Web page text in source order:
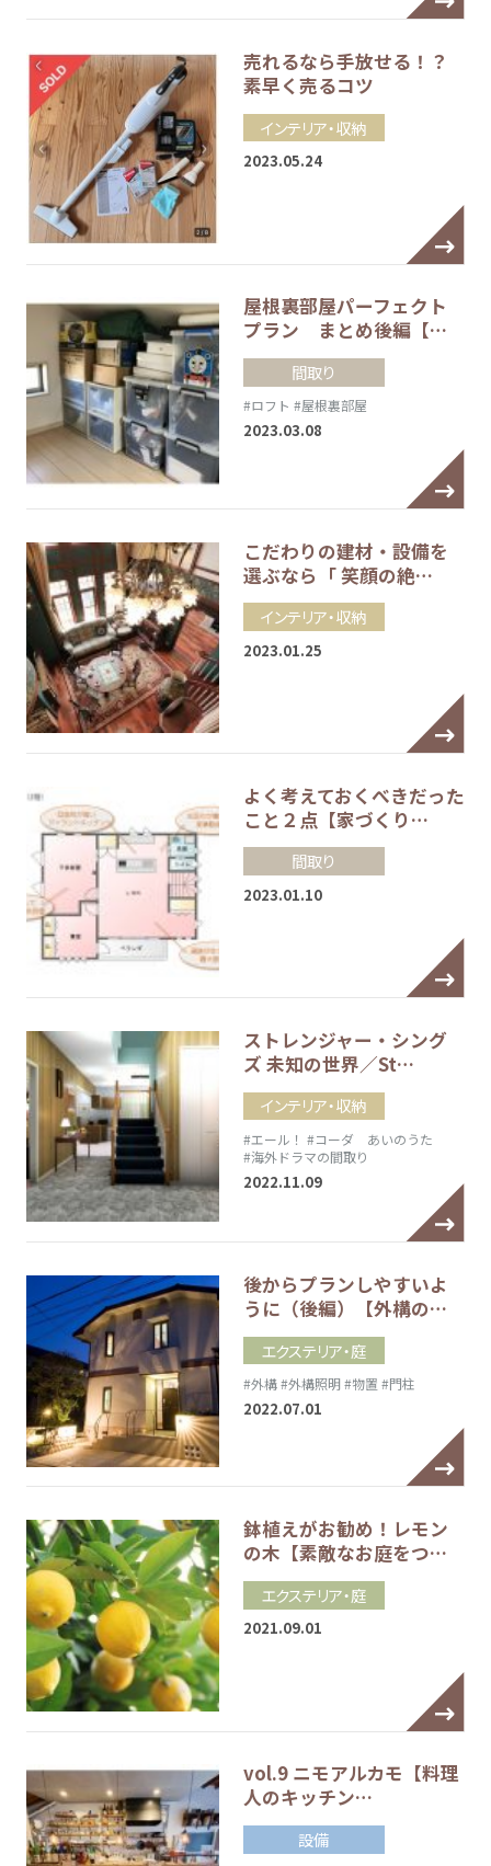
売れるなら手放せる！？
素早く売るコツ
インテリア・収納
2023.05.24
屋根裏部屋パーフェクト
プラン まとめ後編【…
間取り
#ロフト #屋根裏部屋
2023.03.08
こだわりの建材・設備を
選ぶなら「 笑顔の絶…
インテリア・収納
2023.01.25
よく考えておくべきだった
こと２点【家づくり…
間取り
2023.01.10
ストレンジャー・シング
ズ 未知の世界／St…
インテリア・収納
#エール！ #コーダ あいのうた
#海外ドラマの間取り
2022.11.09
後からプランしやすいよ
うに（後編）【外構の…
エクステリア・庭
#外構#外構照明 #物置 #門柱
2022.07.01
鉢植えがお勧め！レモン
の木【素敵なお庭をつ…
エクステリア・庭
2021.09.01
vol.9 ニモアルカモ【料理
人のキッチン…
設備